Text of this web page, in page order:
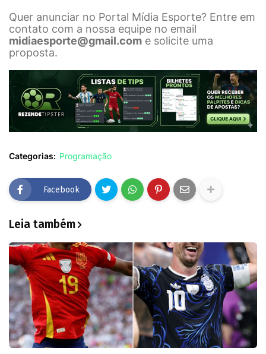
Quer anunciar no Portal Mídia Esporte? Entre em
contato com a nossa equipe no email
midiaesporte@gmail.com e solicite uma
proposta.
Categorias: Programação
Facebook
Leia também